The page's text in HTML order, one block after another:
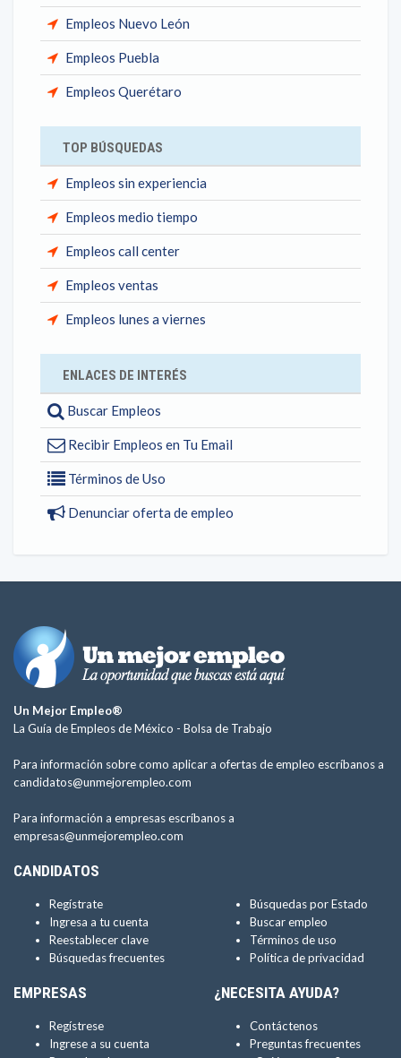
Empleos Nuevo León
Empleos Puebla
Empleos Querétaro
TOP BÚSQUEDAS
Empleos sin experiencia
Empleos medio tiempo
Empleos call center
Empleos ventas
Empleos lunes a viernes
ENLACES DE INTERÉS
Buscar Empleos
Recibir Empleos en Tu Email
Términos de Uso
Denunciar oferta de empleo
Un Mejor Empleo®
La Guía de Empleos de México - Bolsa de Trabajo
Para información sobre como aplicar a ofertas de empleo escríbanos a
candidatos@unmejorempleo.com
Para información a empresas escríbanos a
empresas@unmejorempleo.com
CANDIDATOS
Regístrate
Ingresa a tu cuenta
Reestablecer clave
Búsquedas frecuentes
Búsquedas por Estado
Buscar empleo
Términos de uso
Política de privacidad
EMPRESAS
Regístrese
Ingrese a su cuenta
¿NECESITA AYUDA?
Contáctenos
Preguntas frecuentes